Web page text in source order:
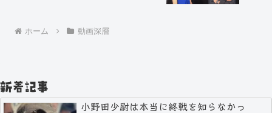
ホーム 動画深層
新着記事
小野田少尉は本当に終戦を知らなかっ